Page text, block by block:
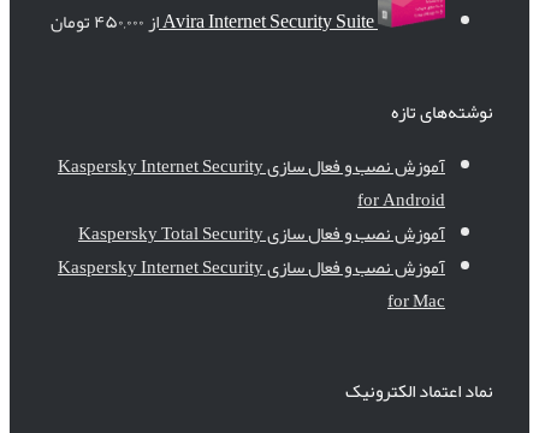
Avira Internet Security Suiteاز۴۵۰,۰۰۰تومان
نوشته‌های تازه
آموزش نصب و فعال سازی Kaspersky Internet Security
for Android
آموزش نصب و فعال سازی Kaspersky Total Security
آموزش نصب و فعال سازی Kaspersky Internet Security
for Mac
نماد اعتماد الکترونیک